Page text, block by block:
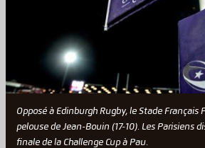
Opposé à Edinburgh Rugby, le Stade Français
pelouse de Jean-Bouin (17-10). Les Parisiens
finale de la Challenge Cup à Pau.